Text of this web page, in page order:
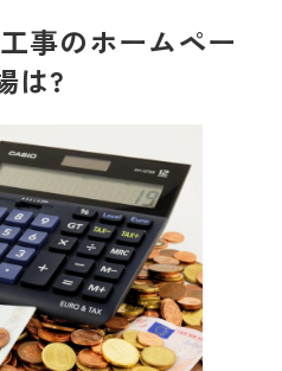
事のホームペー
は?